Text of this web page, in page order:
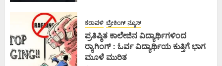
ಕರಾವಳಿ ಬ್ರೇಕಿಂಗ್ ನ್ಯೂಸ್
ಪ್ರತಿಷ್ಠಿತ ಕಾಲೇಜಿನ ವಿದ್ಯಾರ್ಥಿಗಳಿಂದ
ರ‍್ಯಾಗಿಂಗ್ : ಓರ್ವ ವಿದ್ಯಾರ್ಥಿಯ ಕುತ್ತಿಗೆ ಭಾಗ
ಮೂಳೆ ಮುರಿತ